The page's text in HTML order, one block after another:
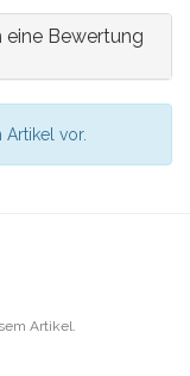
eine Bewertung
vor.
Artikel.